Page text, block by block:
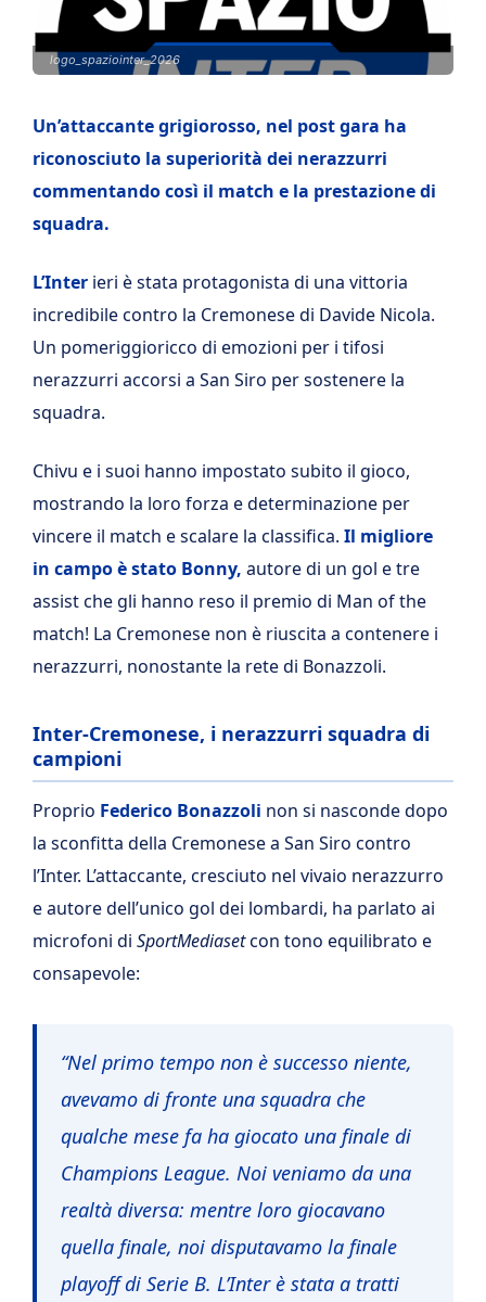
logo_spaziointer_2026
Un’attaccante grigiorosso, nel post gara ha
riconosciuto la superiorità dei nerazzurri
commentando così il match e la prestazione di
squadra.
L’Inter ieri è stata protagonista di una vittoria
incredibile contro la Cremonese di Davide Nicola.
Un pomeriggioricco di emozioni per i tifosi
nerazzurri accorsi a San Siro per sostenere la
squadra.
Chivu e i suoi hanno impostato subito il gioco,
mostrando la loro forza e determinazione per
vincere il match e scalare la classifica. Il migliore
in campo è stato Bonny, autore di un gol e tre
assist che gli hanno reso il premio di Man of the
match! La Cremonese non è riuscita a contenere i
nerazzurri, nonostante la rete di Bonazzoli.
Inter-Cremonese, i nerazzurri squadra di
campioni
Proprio Federico Bonazzoli non si nasconde dopo
la sconfitta della Cremonese a San Siro contro
l’Inter. L’attaccante, cresciuto nel vivaio nerazzurro
e autore dell’unico gol dei lombardi, ha parlato ai
microfoni di SportMediasetcon tono equilibrato e
consapevole:
“Nel primo tempo non è successo niente,
avevamo di fronte una squadra che
qualche mese fa ha giocato una finale di
Champions League. Noi veniamo da una
realtà diversa: mentre loro giocavano
quella finale, noi disputavamo la finale
playoff di Serie B. L’Inter è stata a tratti